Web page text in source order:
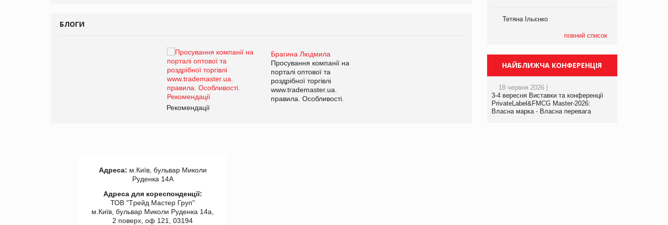
БЛОГИ
Брагина Людмила
Просування компанії на
порталі оптової та
роздрібної торгівлі
www.trademaster.ua.
правила. Особливості.
Рекомендації
Брагина Людмила
Просування компанії на
правила. Особливості.
Рекомендації
Тетяна Ільєнко
повний список
НАЙБЛИЖЧА КОНФЕРЕНЦІЯ
18 червня 2026 |
3-4 вересня Виставки та конференції
PrivateLabel&FMCG Master-2026:
Власна марка - Власна перевага
Адреса: м.Київ, бульвар Миколи
Руденка 14А
Адреса для кореспонденції:
ТОВ "Tрейд Мастер Груп"
м.Київ, бульвар Миколи Руденка 14а,
2 поверх, оф 121, 03194